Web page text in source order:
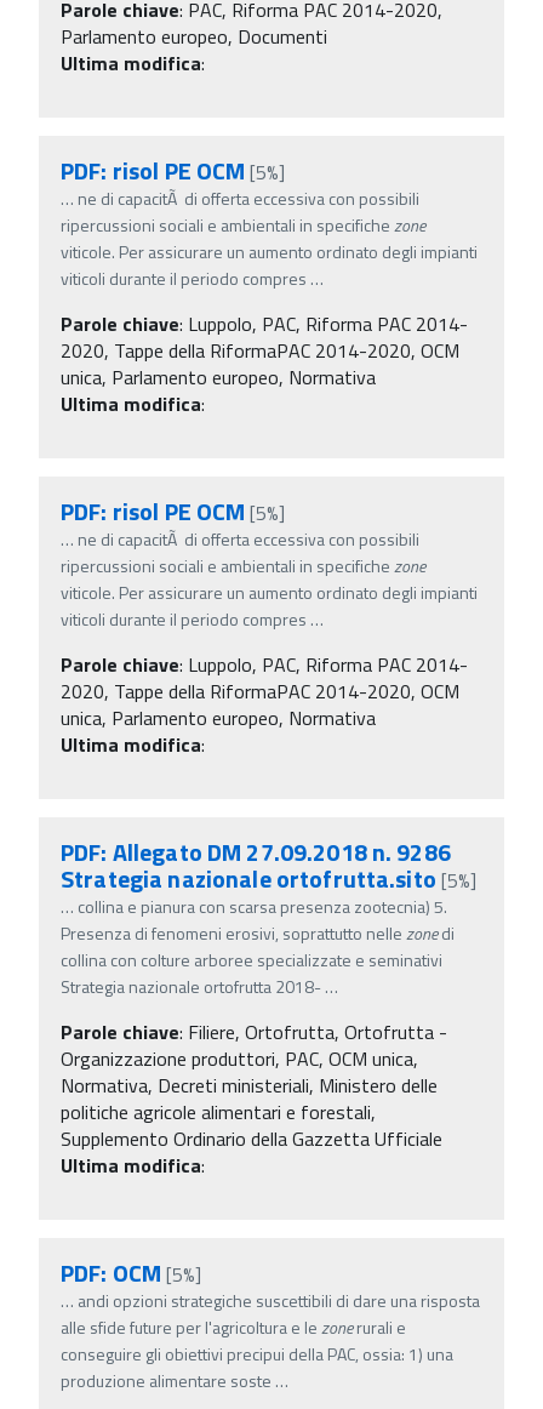
Parole chiave: PAC, Riforma PAC 2014-2020,
Parlamento europeo, Documenti
Ultima modifica:
PDF: risol PE OCM [5%]
… ne di capacitÃ di offerta eccessiva con possibili
ripercussioni sociali e ambientali in specifichezone
viticole. Per assicurare un aumento ordinato degli impianti
viticoli durante il periodo compres …
Parole chiave: Luppolo, PAC, Riforma PAC 2014-
2020, Tappe della RiformaPAC 2014-2020, OCM
unica, Parlamento europeo, Normativa
Ultima modifica:
PDF: risol PE OCM [5%]
… ne di capacitÃ di offerta eccessiva con possibili
ripercussioni sociali e ambientali in specifichezone
viticole. Per assicurare un aumento ordinato degli impianti
viticoli durante il periodo compres …
Parole chiave: Luppolo, PAC, Riforma PAC 2014-
2020, Tappe della RiformaPAC 2014-2020, OCM
unica, Parlamento europeo, Normativa
Ultima modifica:
PDF: Allegato DM 27.09.2018 n. 9286
Strategia nazionale ortofrutta.sito [5%]
… collina e pianura con scarsa presenza zootecnia) 5.
Presenza di fenomeni erosivi, soprattutto nellezonedi
collina con colture arboree specializzate e seminativi
Strategia nazionale ortofrutta 2018-…
Parole chiave: Filiere, Ortofrutta, Ortofrutta -
Organizzazione produttori, PAC, OCM unica,
Normativa, Decreti ministeriali, Ministero delle
politiche agricole alimentari e forestali,
Supplemento Ordinario della Gazzetta Ufficiale
Ultima modifica:
PDF: OCM [5%]
… andi opzioni strategiche suscettibili di dare una risposta
alle sfide future per l'agricoltura e lezonerurali e
conseguire gli obiettivi precipui della PAC, ossia: 1) una
produzione alimentare soste …